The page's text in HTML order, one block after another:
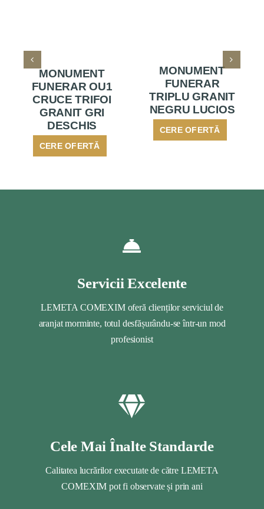
MONUMENT
FUNERAR OU1
CRUCE TRIFOI
GRANIT GRI
DESCHIS
CERE OFERTĂ
MONUMENT
FUNERAR
TRIPLU GRANIT
NEGRU LUCIOS
CERE OFERTĂ
Servicii Excelente
LEMETA COMEXIM oferă clienților serviciul de
aranjat morminte, totul desfășurându-se într-un mod
profesionist
Cele Mai Înalte Standarde
Calitatea lucrărilor executate de către LEMETA
COMEXIM pot fi observate și prin ani